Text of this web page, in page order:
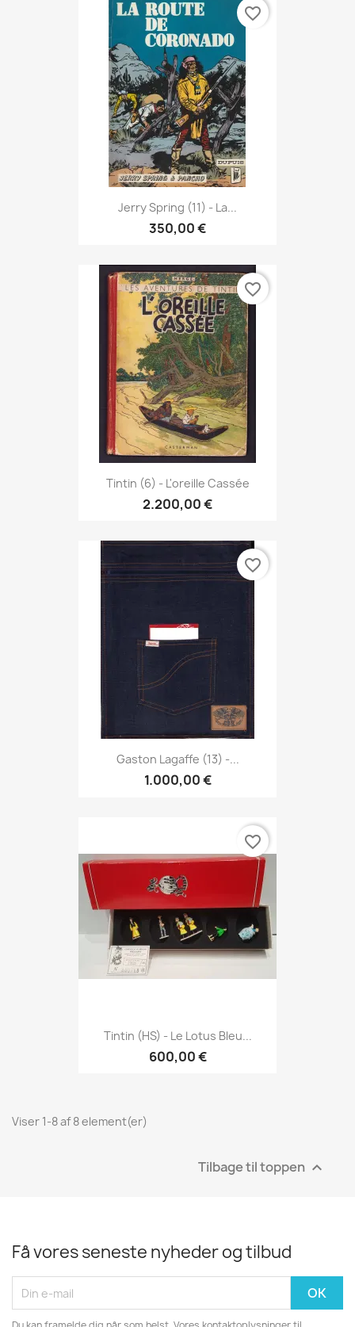
Jerry Spring (11) - La...
350,00 €
favorite_border
Tintin (6) - L'oreille Cassée
2.200,00 €
favorite_border
Gaston Lagaffe (13) -...
1.000,00 €
favorite_border
Tintin (HS) - Le Lotus Bleu...
600,00 €
favorite_border
Viser 1-8 af 8 element(er)
Tilbage til toppen 
Få vores seneste nyheder og tilbud